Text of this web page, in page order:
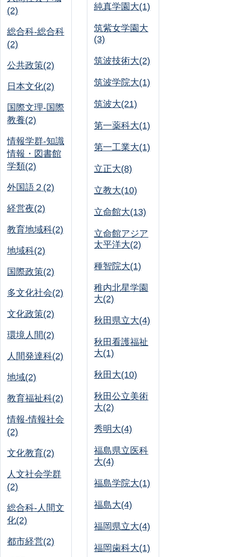
(2)
総合科-総合科
(2)
公共政策(2)
日本文化(2)
国際文理-国際
教養(2)
情報学群-知識
情報・図書館
学類(2)
外国語２(2)
経営夜(2)
教育地域科(2)
地域科(2)
国際政策(2)
多文化社会(2)
文化政策(2)
環境人間(2)
人間発達科(2)
地域(2)
教育福祉科(2)
情報-情報社会
(2)
文化教育(2)
人文社会学群
(2)
総合科-人間文
化(2)
都市経営(2)
純真学園大(1)
筑紫女学園大
(3)
筑波技術大(2)
筑波学院大(1)
筑波大(21)
第一薬科大(1)
第一工業大(1)
立正大(8)
立教大(10)
立命館大(13)
立命館アジア
太平洋大(2)
種智院大(1)
稚内北星学園
大(2)
秋田県立大(4)
秋田看護福祉
大(1)
秋田大(10)
秋田公立美術
大(2)
秀明大(4)
福島県立医科
大(4)
福島学院大(1)
福島大(4)
福岡県立大(4)
福岡歯科大(1)